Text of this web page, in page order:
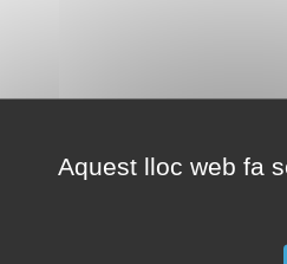
Aquest lloc web fa